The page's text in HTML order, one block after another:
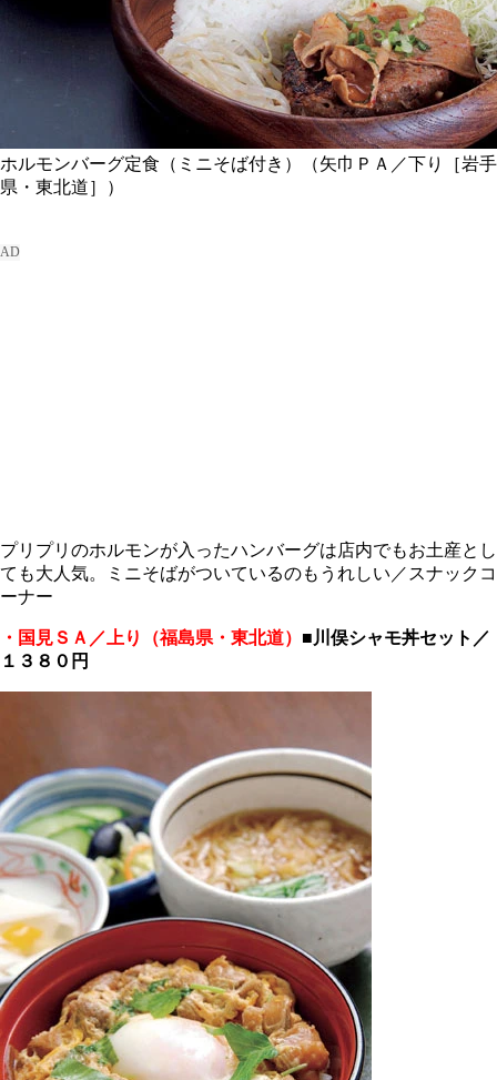
ホルモンバーグ定食（ミニそば付き）（矢巾ＰＡ／下り［岩手
県・東北道］）
プリプリのホルモンが入ったハンバーグは店内でもお土産とし
ても大人気。ミニそばがついているのもうれしい／スナックコ
ーナー
・国見ＳＡ／上り（福島県・東北道） ■川俣シャモ丼セット／
１３８０円